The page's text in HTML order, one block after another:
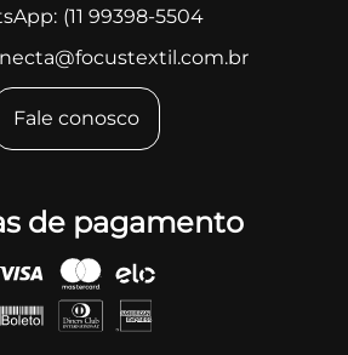
(11 99398-5504
Fale conosco
de pagamento